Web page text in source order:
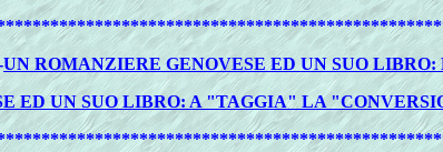
UN ROMANZIERE GENOVESE ED UN SUO
ED UN SUO LIBRO: A "TAGGIA" LA